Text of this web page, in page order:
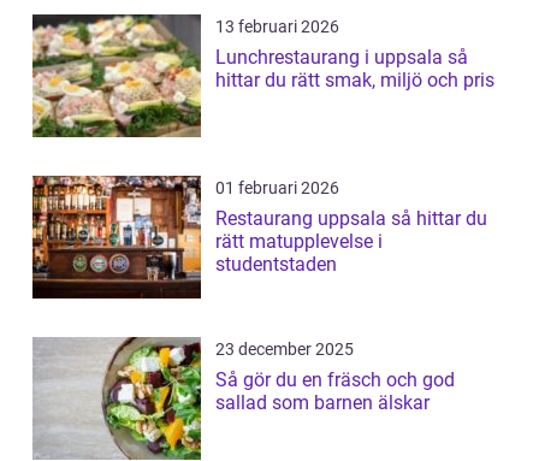
13 februari 2026
Lunchrestaurang i uppsala så
hittar du rätt smak, miljö och pris
01 februari 2026
Restaurang uppsala så hittar du
rätt matupplevelse i
studentstaden
23 december 2025
Så gör du en fräsch och god
sallad som barnen älskar